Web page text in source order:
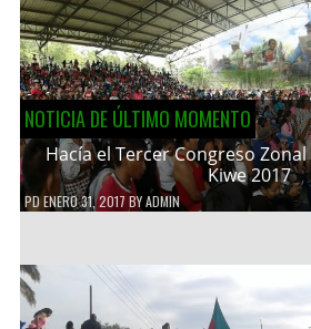
NOTICIA DE ÚLTIMO MOMENTO
Hacía el Tercer Congreso
Kiwe 2017
PDENERO 31, 2017 BYADMIN